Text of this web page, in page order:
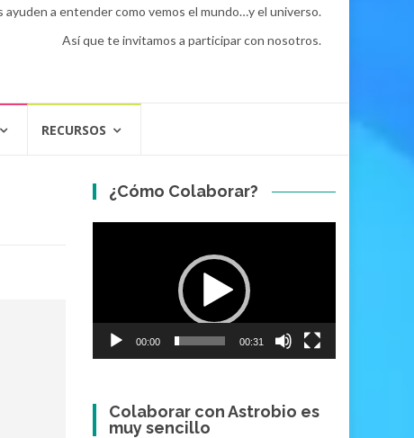
a entender como vemos el mundo…y el universo.
Así que te invitamos a participar con nosotros.
RECURSOS
¿Cómo Colaborar?
00:00 00:31
Colaborar con Astrobio es
muy sencillo